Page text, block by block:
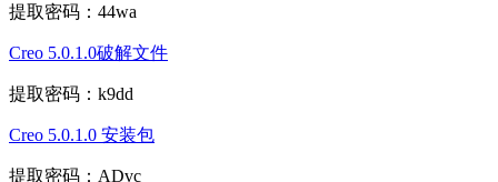
提取密码：44wa
Creo 5.0.1.0破解文件
提取密码：k9dd
Creo 5.0.1.0 安装包
提取密码：ADvc